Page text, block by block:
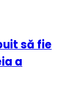
să fie
a